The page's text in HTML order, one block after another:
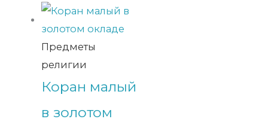
Предметы
религии
Коран малый
в золотом